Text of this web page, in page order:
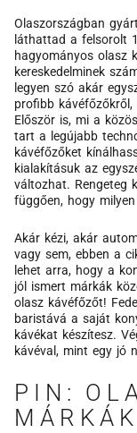
Olaszországban
láthattad a felsorolt
hagyományos olasz
kereskedelminek
legyen szó akár
profibb
Először is, mi a
tart a legújabb
kávéfőzőket
kialakításuk az
változhat. Rengeteg
függően, hogy
Akár kézi, akár
vagy sem, ebben a
lehet arra, hogy a
jól ismert márkák
olasz kávéfőzőt!
baristává a saját
kávékat készítesz.
kávéval, mint egy jó
PIN:
MÁRKÁK